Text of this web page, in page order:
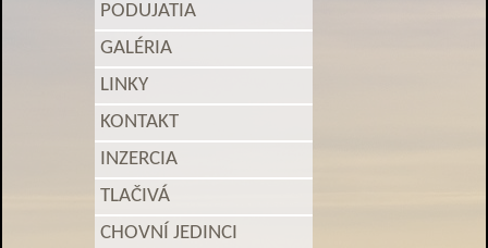
PODUJATIA
GALÉRIA
LINKY
KONTAKT
INZERCIA
TLAČIVÁ
CHOVNÍ JEDINCI